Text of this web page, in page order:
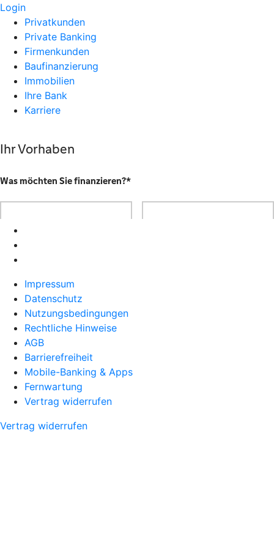
Login
Privatkunden
Private Banking
Firmenkunden
Baufinanzierung
Immobilien
Ihre Bank
Karriere
Impressum
Datenschutz
Nutzungsbedingungen
Rechtliche Hinweise
AGB
Barrierefreiheit
Mobile-Banking & Apps
Fernwartung
Vertrag widerrufen
Vertrag widerrufen